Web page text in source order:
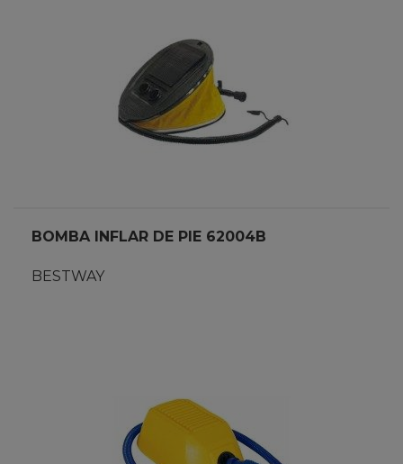
BOMBA INFLAR DE PIE 62004B
BESTWAY